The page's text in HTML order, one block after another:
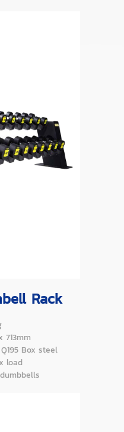
Rack
Box steel
load